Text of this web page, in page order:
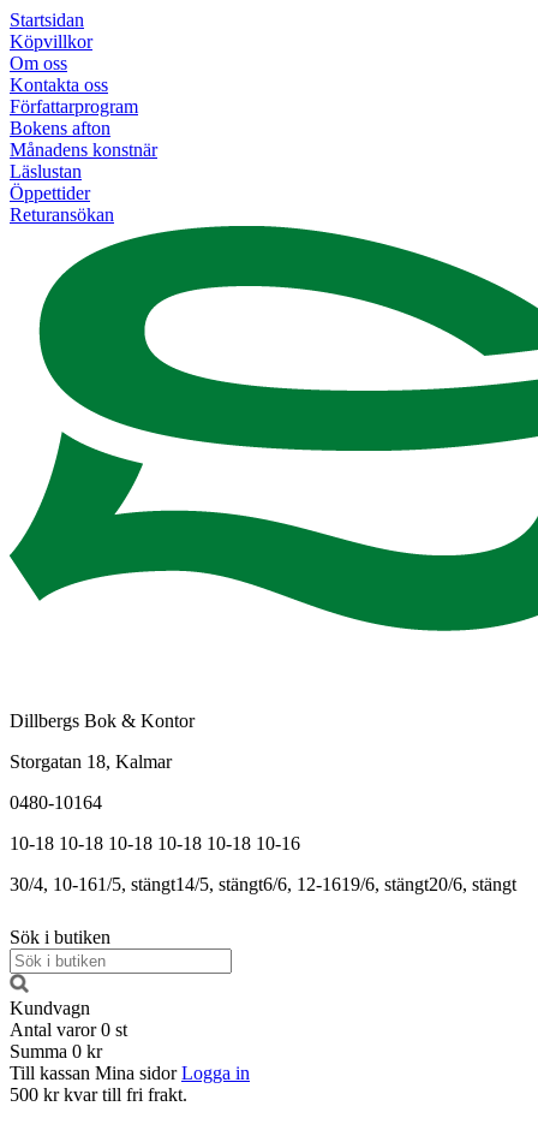
Startsidan
Köpvillkor
Om oss
Kontakta oss
Författarprogram
Bokens afton
Månadens konstnär
Läslustan
Öppettider
Returansökan
Dillbergs Bok & Kontor
Storgatan 18, Kalmar
0480-10164
10-18 10-18 10-18 10-18 10-18 10-16
30/4, 10-161/5, stängt14/5, stängt6/6, 12-1619/6, stängt20/6, stängt
Sök i butiken
Kundvagn
Antal varor 0 st
Summa 0 kr
Till kassan Mina sidor Logga in
500 kr kvar till fri frakt.